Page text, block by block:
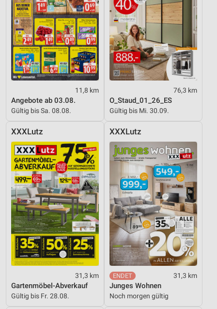
11,8 km
Angebote ab 03.08.
Gültig bis Sa. 08.08.
76,3 km
O_Staud_01_26_ES
Gültig bis Mi. 30.09.
XXXLutz
31,3 km
Gartenmöbel-Abverkauf
Gültig bis Fr. 28.08.
XXXLutz
31,3 km
Junges Wohnen
Noch morgen gültig